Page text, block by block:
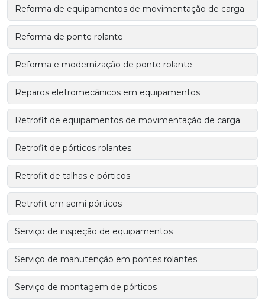
Reforma de equipamentos de movimentação de carga
Reforma de ponte rolante
Reforma e modernização de ponte rolante
Reparos eletromecânicos em equipamentos
Retrofit de equipamentos de movimentação de carga
Retrofit de pórticos rolantes
Retrofit de talhas e pórticos
Retrofit em semi pórticos
Serviço de inspeção de equipamentos
Serviço de manutenção em pontes rolantes
Serviço de montagem de pórticos